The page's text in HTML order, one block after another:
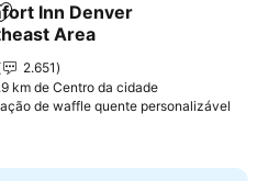
Adicionar aos favoritos
Inn Denver
Area
2.651
km de Centro da cidade
de waffle quente personalizável